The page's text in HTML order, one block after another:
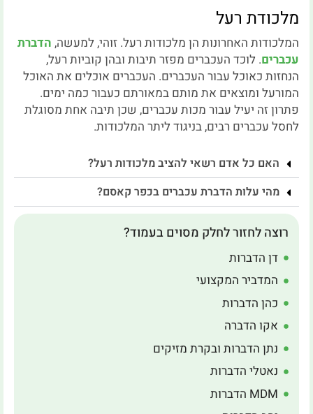
מלכודת רעל
המלכודות האחרונות הן מלכודות רעל. זוהי, למעשה, הדברת
עכברים. לוכד העכברים מפזר תיבות ובהן קוביות רעל,
הנחזות כאוכל עבור העכברים. העכברים אוכלים את האוכל
המורעל ומוצאים את מותם במאורתם כעבור כמה ימים.
פתרון זה יעיל עבור מכות עכברים, שכן תיבה אחת מסוגלת
לחסל עכברים רבים, בניגוד ליתר המלכודות.
האם כל אדם רשאי להציב מלכודות רעל?
מהי עלות הדברת עכברים בכפר קאסם?
רוצה לחזור לחלק מסוים בעמוד?
דן הדברות
המדביר המקצועי
כהן הדברות
אקו הדברה
נתן הדברות ובקרת מזיקים
נאטלי הדברות
MDM הדברות